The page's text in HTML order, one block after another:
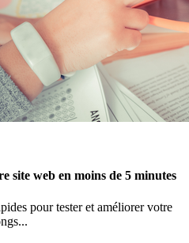
site web en moins de 5 minutes
pour tester et améliorer votre